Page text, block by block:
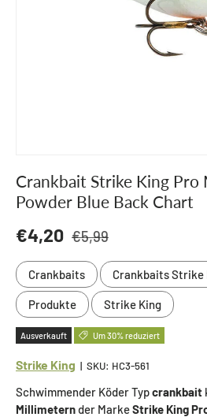
Crankbait Strike King Pro
Powder Blue Back Chart
Verkaufspreis
€4,20 Normaler Preis
€5,99
Crankbaits Crankbaits Strike
Produkte Strike King
Ausverkauft Um 30% reduziert
Strike King | SKU: HC3-561
Schwimmender Köder Typcrankbait
Millimeternder MarkeStrike King